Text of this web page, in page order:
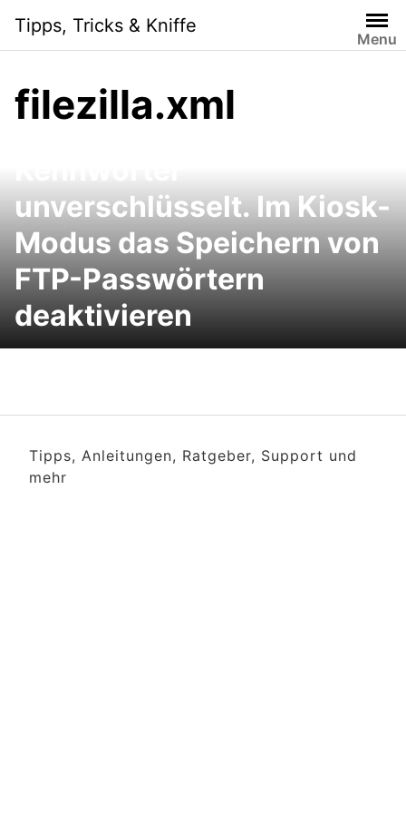
content
Tipps, Tricks & Kniffe
Menu
filezilla.xml
unverschlüsselt. Im Kiosk-
Modus das Speichern von
FTP-Passwörtern
deaktivieren
Tipps, Anleitungen, Ratgeber, Support und
mehr